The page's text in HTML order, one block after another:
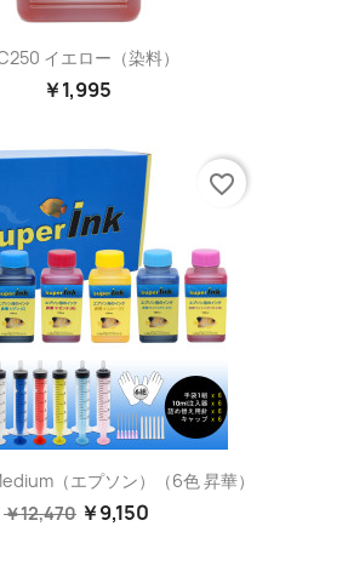
イエロー（染料）
￥1,995
（エプソン）（6色 昇華）
￥12,470 ￥9,150
favorite_border